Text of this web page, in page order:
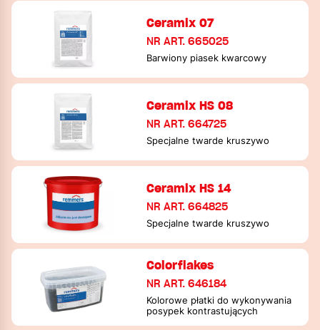
Ceramix 07
NR ART. 665025
Barwiony piasek kwarcowy
Ceramix HS 08
NR ART. 664725
Specjalne twarde kruszywo
Ceramix HS 14
NR ART. 664825
Specjalne twarde kruszywo
Colorflakes
NR ART. 646184
Kolorowe płatki do wykonywania
posypek kontrastujących